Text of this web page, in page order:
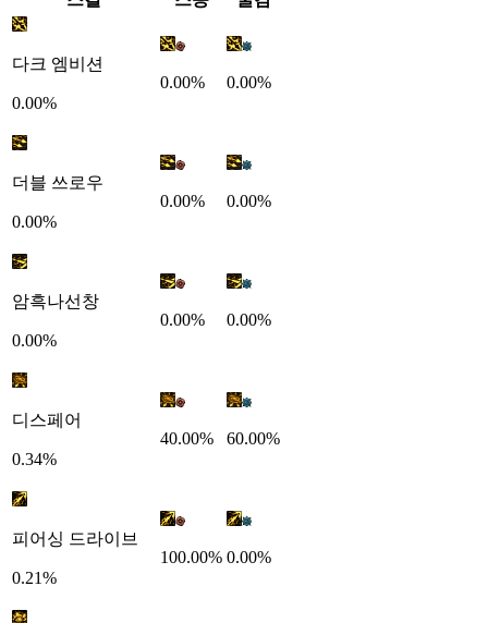
다크 엠비션
0.00%
0.00% 0.00%
더블 쓰로우
0.00%
0.00% 0.00%
암흑나선창
0.00%
0.00% 0.00%
디스페어
0.34%
40.00% 60.00%
피어싱 드라이브
0.21%
100.00% 0.00%